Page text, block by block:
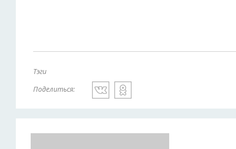
Тэги
Поделиться: